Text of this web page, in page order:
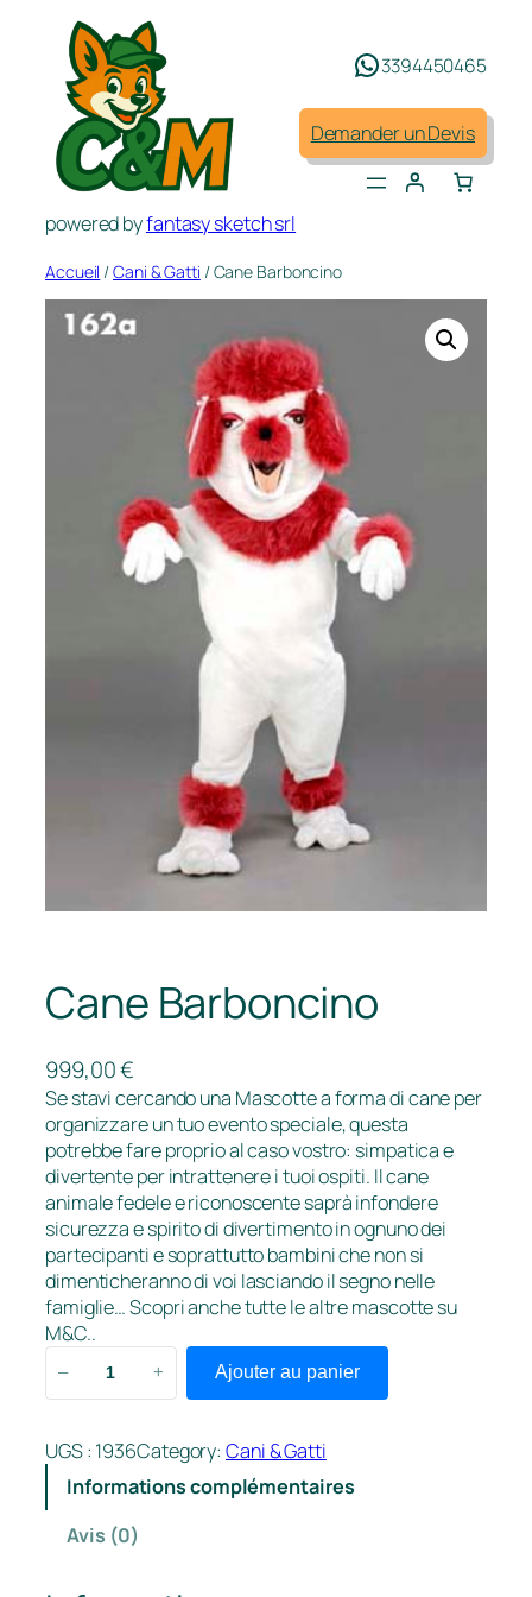
contenu
powered byfantasy sketch srl
3394450465
Demander un Devis
Accueil /Cani & Gatti / Cane Barboncino
Cane Barboncino
999,00€
Se stavi cercando una Mascotte a forma di cane per
organizzare un tuo evento speciale, questa
potrebbe fare proprio al caso vostro: simpatica e
divertente per intrattenere i tuoi ospiti. Il cane
animale fedele e riconoscente saprà infondere
sicurezza e spirito di divertimento in ognuno dei
partecipanti e soprattutto bambini che non si
dimenticheranno di voi lasciando il segno nelle
famiglie… Scopri anche tutte le altre mascotte su
M&C..
n
t
d
– + Ajouter au panier
UGS : 1936Category:Cani & Gatti
Informations complémentaires
Avis (0)